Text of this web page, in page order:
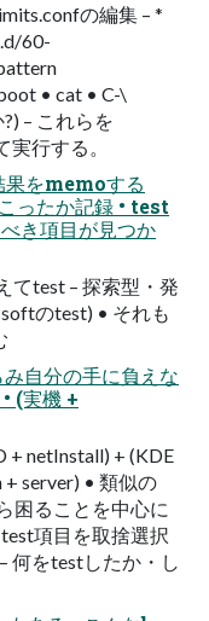
の編集 – *
60-
• cat • C-\
– これらを
行する。
をmemoする
ったか記録 • test
き項目が見つか
てtest – 探索型・発
のtest) • それも
自分の手に負えな
(実機 +
+ netInstall) + (KDE
server) • 類似の
困ることを中心に
項目を取捨選択
何をtestしたか・し